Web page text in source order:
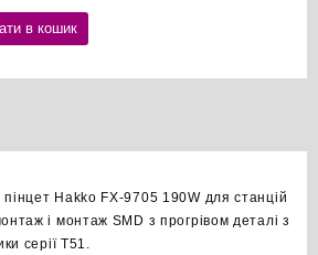
в кошик
Hakko FX-9705 190W для станцій
і монтаж SMD з прогрівом деталі з
серії T51.